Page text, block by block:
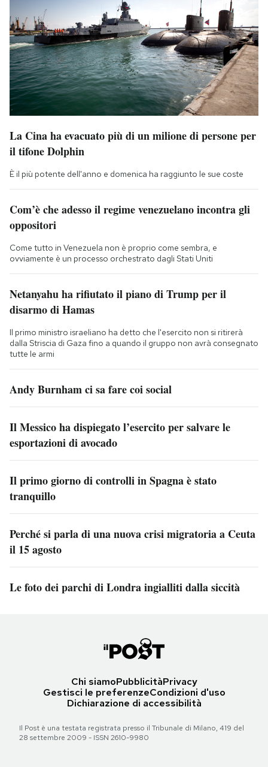
La Cina ha evacuato più di un milione di persone per
il tifone Dolphin
È il più potente dell'anno e domenica ha raggiunto le sue coste
Com’è che adesso il regime venezuelano incontra gli
oppositori
Come tutto in Venezuela non è proprio come sembra, e
ovviamente è un processo orchestrato dagli Stati Uniti
Netanyahu ha rifiutato il piano di Trump per il
disarmo di Hamas
Il primo ministro israeliano ha detto che l'esercito non si ritirerà
dalla Striscia di Gaza fino a quando il gruppo non avrà consegnato
tutte le armi
Andy Burnham ci sa fare coi social
Il Messico ha dispiegato l’esercito per salvare le
esportazioni di avocado
Il primo giorno di controlli in Spagna è stato
tranquillo
Perché si parla di una nuova crisi migratoria a Ceuta
il 15 agosto
Le foto dei parchi di Londra ingialliti dalla siccità
Chi siamoPubblicitàPrivacy
Gestisci le preferenzeCondizioni d'uso
Dichiarazione di accessibilità
Il Post è una testata registrata presso il Tribunale di Milano, 419 del
28 settembre 2009 - ISSN 2610-9980